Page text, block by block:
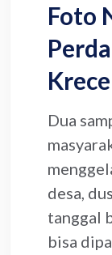
Foto
Dua
desa,
tanggal
bisa